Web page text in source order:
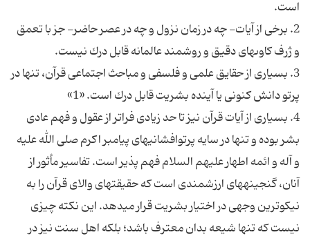
است.
2. برخى از آيات- چه در زمان نزول و چه در عصر حاضر- جز با تعمق
و ژرف كاوى‏هاى دقيق و روش‏مند عالمانه قابل درك نيست.
3. بسيارى از حقايق علمى و فلسفى و مباحث اجتماعى قرآن، تنها در
پرتو دانش كنونى يا آينده بشريت قابل درك است. «1»
4. بسيارى از آيات قرآن نيز تا حد زيادى فراتر از عقول و فهم عادى
بشر بوده و تنها در سايه پرتوافشانى‏هاى پيامبر اكرم صلى الله عليه
و آله و ائمه اطهار عليهم السلام فهم پذير است. تفاسير مأثور از
آنان، گنجينه‏هاى ارزشمندى است كه حقيقت‏هاى والاى قرآن را به
نيكوترين وجهى در اختيار بشريت قرار مى‏دهد. اين نكته چيزى
نيست كه تنها شيعه بدان معترف باشد؛ بلكه اهل سنت نيز در